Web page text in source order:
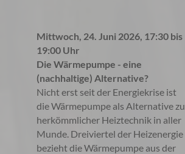
Mittwoch, 24. Juni 2026, 17:30 bis
19:00 Uhr
Die Wärmepumpe - eine
(nachhaltige) Alternative?
Nicht erst seit der Energiekrise ist
die Wärmepumpe als Alternative zu
herkömmlicher Heiztechnik in aller
Munde. Dreiviertel der Heizenergie
bezieht die Wärmepumpe aus der